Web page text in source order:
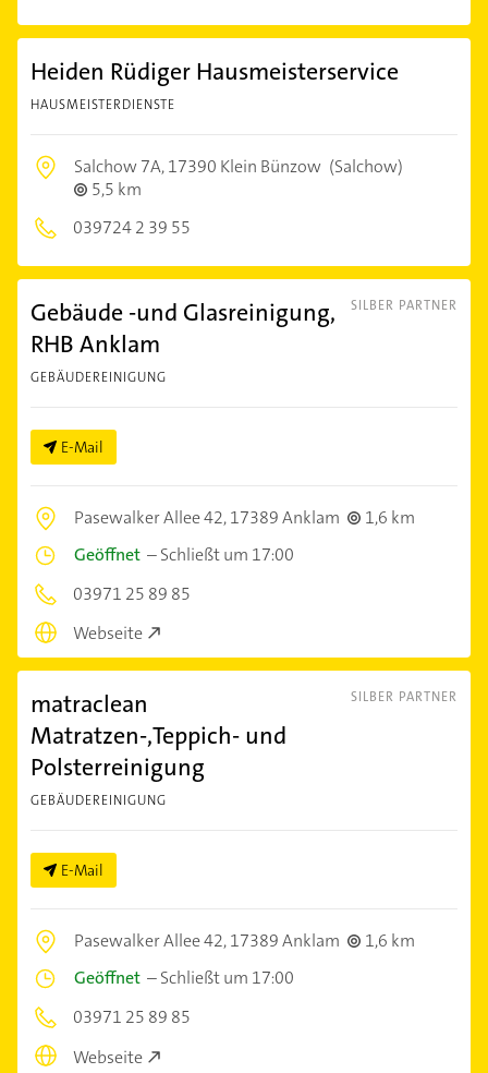
Heiden Rüdiger Hausmeisterservice
HAUSMEISTERDIENSTE
Salchow 7A,17390 Klein Bünzow (Salchow)
5,5 km
039724 2 39 55
SILBER PARTNER
Gebäude -und Glasreinigung,
RHB Anklam
GEBÄUDEREINIGUNG
E-Mail
Pasewalker Allee 42,17389 Anklam
1,6 km
Geöffnet –Schließt um 17:00
03971 25 89 85
Webseite
SILBER PARTNER
matraclean
Matratzen-,Teppich- und
Polsterreinigung
GEBÄUDEREINIGUNG
E-Mail
Pasewalker Allee 42,17389 Anklam
1,6 km
Geöffnet –Schließt um 17:00
03971 25 89 85
Webseite